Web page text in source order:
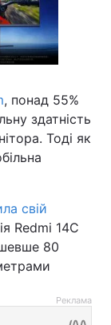
, понад 55%
здатність
Тоді як
свій
Redmi 14C
80
Реклама